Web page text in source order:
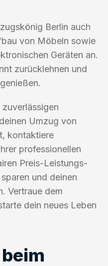
Berlin auch
von Möbeln sowie
Geräten an.
zurücklehnen und
Umzug von
kontaktiere
professionellen
Preis-Leistungs-
und deinen
Vertraue dem
dein neues Leben